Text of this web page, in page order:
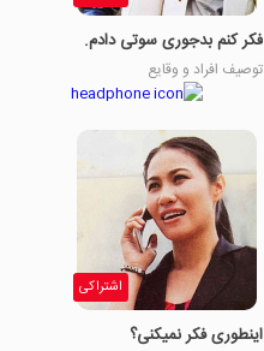
فکر کنم بدجوری سوتی دادم.
توصیف افراد و وقایع
اشتراکی
اینطوری فکر نمیکنی؟